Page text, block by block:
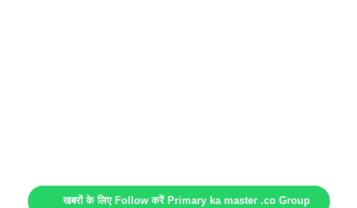
खबरों के लिए Follow करें Primary ka master .co Group